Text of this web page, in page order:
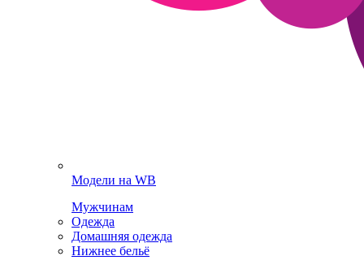
Модели на WB
Мужчинам
Одежда
Домашняя одежда
Нижнее бельё